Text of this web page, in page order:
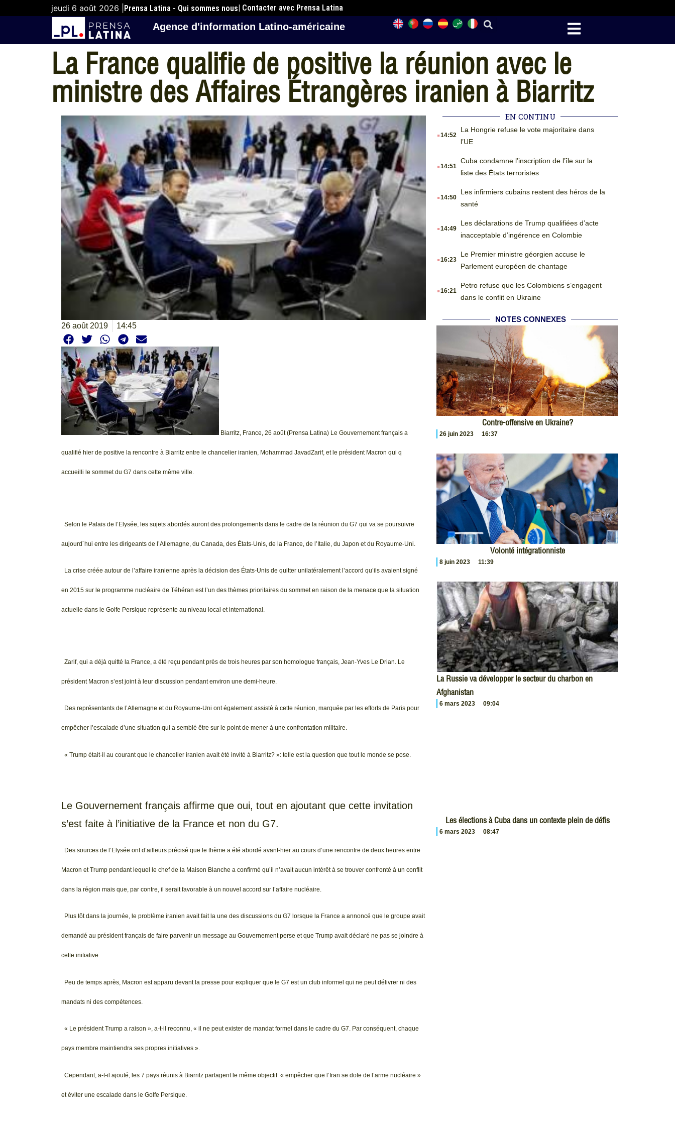
jeudi 6 août 2026 | Prensa Latina - Qui sommes nous| Contacter avec Prensa Latina
Agence d'information Latino-américaine
La France qualifie de positive la réunion avec le
ministre des Affaires Étrangères iranien à Biarritz
26 août 2019 14:45
Biarritz, France, 26 août (Prensa Latina) Le Gouvernement français a
qualifié hier de positive la rencontre à Biarritz entre le chancelier iranien, Mohammad JavadZarif, et le président Macron qui q
accueilli le sommet du G7 dans cette même ville.
Selon le Palais de l’Elysée, les sujets abordés auront des prolongements dans le cadre de la réunion du G7 qui va se poursuivre
aujourd´hui entre les dirigeants de l’Allemagne, du Canada, des États-Unis, de la France, de l’Italie, du Japon et du Royaume-Uni.
La crise créée autour de l’affaire iranienne après la décision des États-Unis de quitter unilatéralement l’accord qu’ils avaient signé
en 2015 sur le programme nucléaire de Téhéran est l’un des thèmes prioritaires du sommet en raison de la menace que la situation
actuelle dans le Golfe Persique représente au niveau local et international.
Zarif, qui a déjà quitté la France, a été reçu pendant près de trois heures par son homologue français, Jean-Yves Le Drian. Le
président Macron s’est joint à leur discussion pendant environ une demi-heure.
Des représentants de l’Allemagne et du Royaume-Uni ont également assisté à cette réunion, marquée par les efforts de Paris pour
empêcher l’escalade d’une situation qui a semblé être sur le point de mener à une confrontation militaire.
« Trump était-il au courant que le chancelier iranien avait été invité à Biarritz? »: telle est la question que tout le monde se pose.
Le Gouvernement français affirme que oui, tout en ajoutant que cette invitation
s’est faite à l’initiative de la France et non du G7.
Des sources de l’Elysée ont d’ailleurs précisé que le thème a été abordé avant-hier au cours d’une rencontre de deux heures entre
Macron et Trump pendant lequel le chef de la Maison Blanche a confirmé qu’il n’avait aucun intérêt à se trouver confronté à un conflit
dans la région mais que, par contre, il serait favorable à un nouvel accord sur l’affaire nucléaire.
Plus tôt dans la journée, le problème iranien avait fait la une des discussions du G7 lorsque la France a annoncé que le groupe avait
demandé au président français de faire parvenir un message au Gouvernement perse et que Trump avait déclaré ne pas se joindre à
cette initiative.
Peu de temps après, Macron est apparu devant la presse pour expliquer que le G7 est un club informel qui ne peut délivrer ni des
mandats ni des compétences.
« Le président Trump a raison », a-t-il reconnu, « il ne peut exister de mandat formel dans le cadre du G7. Par conséquent, chaque
pays membre maintiendra ses propres initiatives ».
Cependant, a-t-il ajouté, les 7 pays réunis à Biarritz partagent le même objectif « empêcher que l’Iran se dote de l’arme nucléaire »
et éviter une escalade dans le Golfe Persique.
EN CONTINU
.14:52
La Hongrie refuse le vote majoritaire dans
l’UE
.14:51
Cuba condamne l’inscription de l’île sur la
liste des États terroristes
.14:50
Les infirmiers cubains restent des héros de la
santé
.14:49
Les déclarations de Trump qualifiées d’acte
inacceptable d’ingérence en Colombie
.16:23
Le Premier ministre géorgien accuse le
Parlement européen de chantage
.16:21
Petro refuse que les Colombiens s’engagent
dans le conflit en Ukraine
NOTES CONNEXES
Contre-offensive en Ukraine?
26 juin 2023 16:37
Volonté intégrationniste
8 juin 2023 11:39
La Russie va développer le secteur du charbon en
Afghanistan
6 mars 2023 09:04
Les élections à Cuba dans un contexte plein de défis
6 mars 2023 08:47